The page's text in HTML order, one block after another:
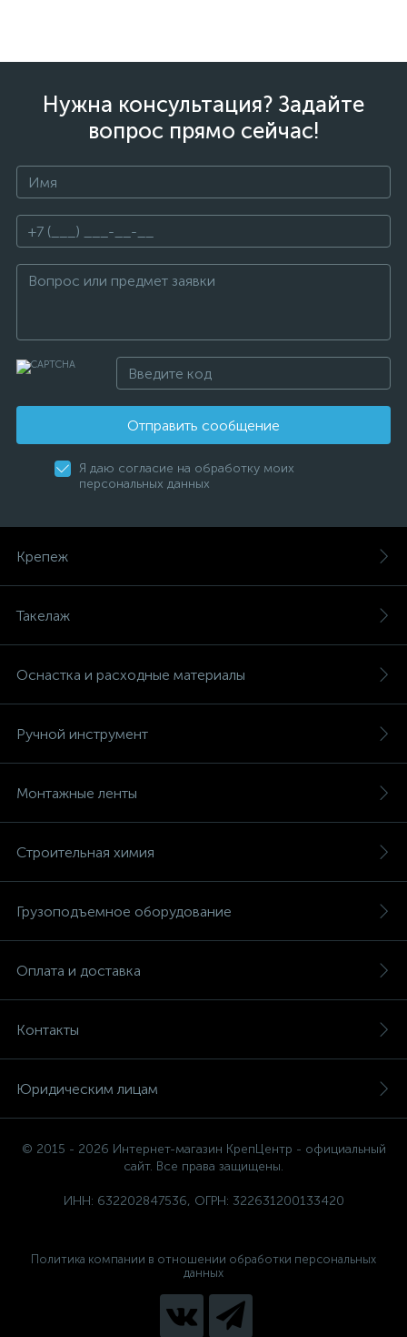
Нужна консультация? Задайте
вопрос прямо сейчас!
Отправить сообщение
Я даю согласие на обработку моих
персональных данных
Крепеж
Такелаж
Оснастка и расходные материалы
Ручной инструмент
Монтажные ленты
Строительная химия
Грузоподъемное оборудование
Оплата и доставка
Контакты
Юридическим лицам
© 2015 - 2026 Интернет-магазин КрепЦентр - официальный
сайт. Все права защищены.
ИНН: 632202847536, ОГРН: 322631200133420
Политика компании в отношении обработки персональных
данных